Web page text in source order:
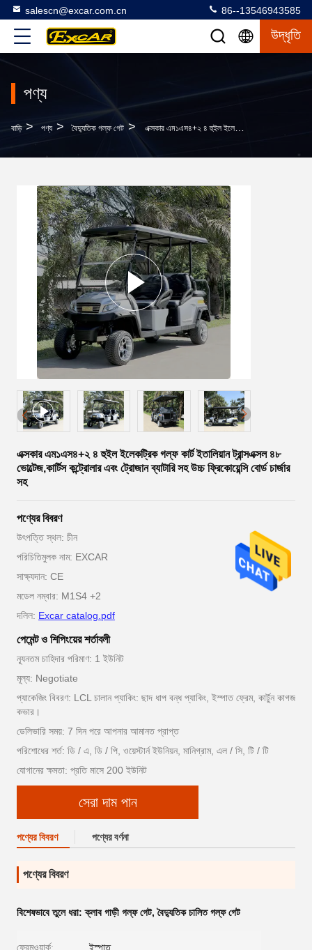
salescn@excar.com.cn 86--13546943585
উদ্ধৃতি
পণ্য
বাড়ি > পণ্য > বৈদ্যুতিক গল্ফ গেট > এক্সকার এম১এস৪+২ ৪ হুইল ইলেকট্রিক গল্ফ কার্ট ইতালিয়ান ট্রান্সএক্সল ৪৮ ভোল্টেজ,কার্টিস কন্ট্রোলার এবং ট্রোজান ব্যাটারি সহ উচ্চ ফ্রিকোয়েন্সি বোর্ড চার্জার সহ
এক্সকার এম১এস৪+২ ৪ হুইল ইলেকট্রিক গল্ফ কার্ট ইতালিয়ান ট্রান্সএক্সল ৪৮
ভোল্টেজ,কার্টিস কন্ট্রোলার এবং ট্রোজান ব্যাটারি সহ উচ্চ ফ্রিকোয়েন্সি বোর্ড চার্জার
সহ
পণ্যের বিবরণ
উৎপত্তি স্থল: চীন
পরিচিতিমুলক নাম: EXCAR
সাক্ষ্যদান: CE
মডেল নম্বার: M1S4 +2
দলিল: Excar catalog.pdf
পেমেন্ট ও শিপিংয়ের শর্তাবলী
ন্যূনতম চাহিদার পরিমাণ: 1 ইউনিট
মূল্য: Negotiate
প্যাকেজিং বিবরণ: LCL চালান প্যাকিং: ছাদ ধাপ বন্ধ প্যাকিং, ইস্পাত ফ্রেম, কার্টুন কাগজ
কভার।
ডেলিভারি সময়: 7 দিন পরে আপনার আমানত প্রাপ্ত
পরিশোধের শর্ত: ডি / এ, ডি / পি, ওয়েস্টার্ন ইউনিয়ন, মানিগ্রাম, এল / সি, টি / টি
যোগানের ক্ষমতা: প্রতি মাসে 200 ইউনিট
সেরা দাম পান
পণ্যের বিবরণ পণ্যের বর্ণনা
পণ্যের বিবরণ
বিশেষভাবে তুলে ধরা:ক্লাব গাড়ী গল্ফ গেট,বৈদ্যুতিক চালিত গল্ফ গেট
ফ্রেমওয়ার্ক: ইস্পাত